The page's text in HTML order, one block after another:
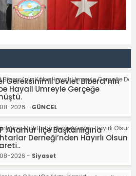
Gereksinimli Devlet Biberci’nin
Hayali Umreyle Gerçeğe
2026 - GÜNCEL
Anamur İlçe Başkanlığına
Derneği’nden Hayırlı Olsun
2026 - Siyaset